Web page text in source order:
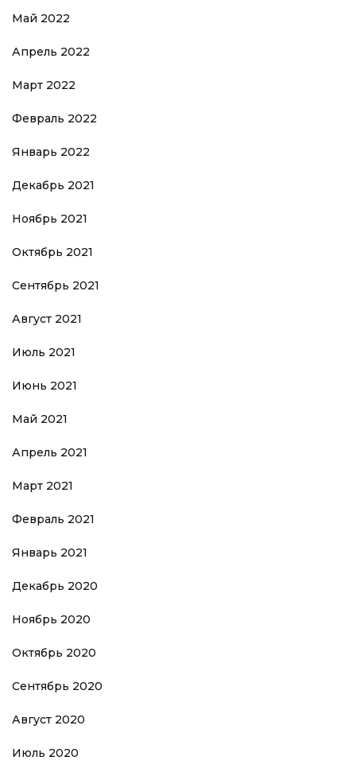
Май 2022
Апрель 2022
Март 2022
Февраль 2022
Январь 2022
Декабрь 2021
Ноябрь 2021
Октябрь 2021
Сентябрь 2021
Август 2021
Июль 2021
Июнь 2021
Май 2021
Апрель 2021
Март 2021
Февраль 2021
Январь 2021
Декабрь 2020
Ноябрь 2020
Октябрь 2020
Сентябрь 2020
Август 2020
Июль 2020